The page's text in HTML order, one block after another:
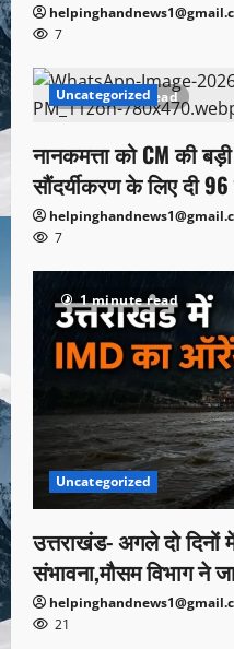
7
1 minute read
Uncategorized
नानकमत्ता को CM की
सौंदर्यीकरण के लिए दी
7
1 minute read
Uncategorized
उत्तराखंड- अगले दो दिनों
संभावना,मौसम विभाग ने
21